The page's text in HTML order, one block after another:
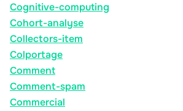
Cognitive-computing
Cohort-analyse
Collectors-item
Colportage
Comment
Comment-spam
Commercial